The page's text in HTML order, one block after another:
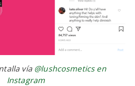
vía @lushcosmetics en
Instagram